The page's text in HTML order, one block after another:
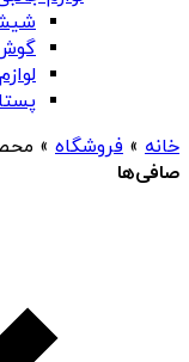
خانه » فروشگاه »
صافی‌ها